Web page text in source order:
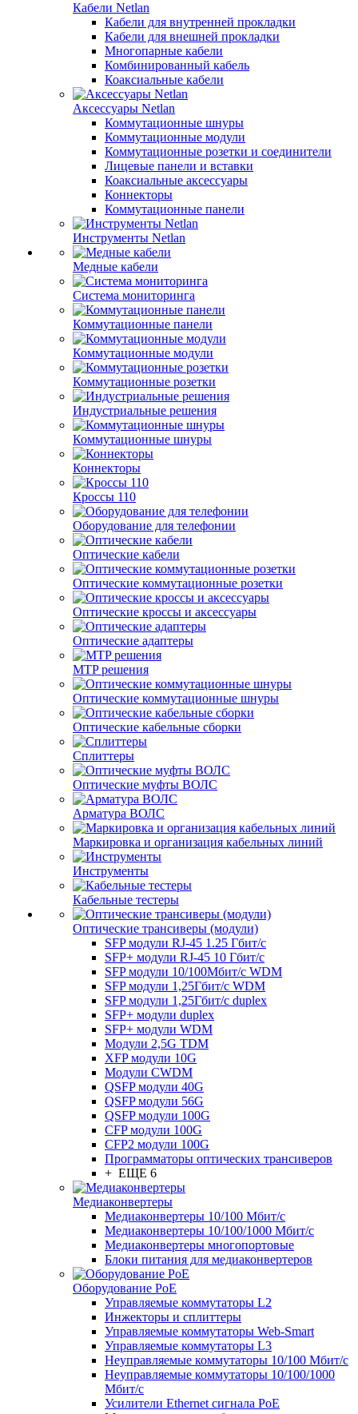
Кабели Netlan
Кабели для внутренней прокладки
Кабели для внешней прокладки
Многопарные кабели
Комбинированный кабель
Коаксиальные кабели
Аксессуары Netlan
Коммутационные шнуры
Коммутационные модули
Коммутационные розетки и соединители
Лицевые панели и вставки
Коаксиальные аксессуары
Коннекторы
Коммутационные панели
Инструменты Netlan
Медные кабели
Система мониторинга
Коммутационные панели
Коммутационные модули
Коммутационные розетки
Индустриальные решения
Коммутационные шнуры
Коннекторы
Кроссы 110
Оборудование для телефонии
Оптические кабели
Оптические коммутационные розетки
Оптические кроссы и аксессуары
Оптические адаптеры
MTP решения
Оптические коммутационные шнуры
Оптические кабельные сборки
Сплиттеры
Оптические муфты ВОЛС
Арматура ВОЛС
Маркировка и организация кабельных линий
Инструменты
Кабельные тестеры
Оптические трансиверы (модули)
SFP модули RJ-45 1.25 Гбит/c
SFP+ модули RJ-45 10 Гбит/c
SFP модули 10/100Мбит/с WDM
SFP модули 1,25Гбит/с WDM
SFP модули 1,25Гбит/с duplex
SFP+ модули duplex
SFP+ модули WDM
Модули 2,5G TDM
XFP модули 10G
Модули CWDM
QSFP модули 40G
QSFP модули 56G
QSFP модули 100G
CFP модули 100G
CFP2 модули 100G
Программаторы оптических трансиверов
+ ЕЩЕ 6
Медиаконвертеры
Медиаконвертеры 10/100 Мбит/с
Медиаконвертеры 10/100/1000 Мбит/c
Медиаконвертеры многопортовые
Блоки питания для медиаконвертеров
Оборудование PoE
Управляемые коммутаторы L2
Инжекторы и сплиттеры
Управляемые коммутаторы Web-Smart
Управляемые коммутаторы L3
Неуправляемые коммутаторы 10/100 Мбит/с
Неуправляемые коммутаторы 10/100/1000
Мбит/с
Усилители Ethernet сигнала PoE